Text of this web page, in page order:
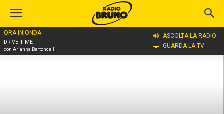
ORA IN ONDA
DRIVE TIME
con Arianna Bertoncelli
ASCOLTA LA RADIO
GUARDA LA TV
Home